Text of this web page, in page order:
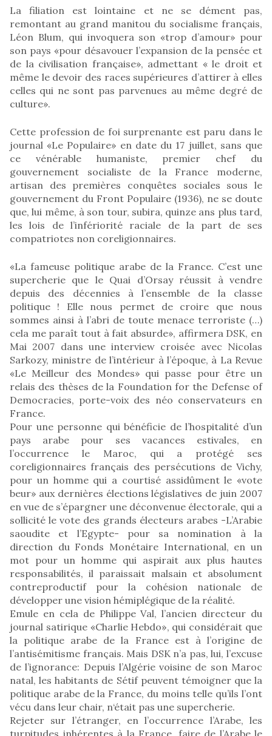
La filiation est lointaine et ne se dément pas,
remontant au grand manitou du socialisme français,
Léon Blum, qui invoquera son «trop d’amour» pour
son pays «pour désavouer l’expansion de la pensée et
de la civilisation française», admettant « le droit et
même le devoir des races supérieures d’attirer à elles
celles qui ne sont pas parvenues au même degré de
culture».
Cette profession de foi surprenante est paru dans le
journal «Le Populaire» en date du 17 juillet, sans que
ce vénérable humaniste, premier chef du
gouvernement socialiste de la France moderne,
artisan des premières conquêtes sociales sous le
gouvernement du Front Populaire (1936), ne se doute
que, lui même, à son tour, subira, quinze ans plus tard,
les lois de l’infériorité raciale de la part de ses
compatriotes non coreligionnaires.
«La fameuse politique arabe de la France. C’est une
supercherie que le Quai d’Orsay réussit à vendre
depuis des décennies à l’ensemble de la classe
politique ! Elle nous permet de croire que nous
sommes ainsi à l’abri de toute menace terroriste (…)
cela me paraît tout à fait absurde», affirmera DSK, en
Mai 2007 dans une interview croisée avec Nicolas
Sarkozy, ministre de l’intérieur à l’époque, à La Revue
«Le Meilleur des Mondes» qui passe pour être un
relais des thèses de la Foundation for the Defense of
Democracies, porte-voix des néo conservateurs en
France.
Pour une personne qui bénéficie de l’hospitalité d’un
pays arabe pour ses vacances estivales, en
l’occurrence le Maroc, qui a protégé ses
coreligionnaires français des persécutions de Vichy,
pour un homme qui a courtisé assidûment le «vote
beur» aux dernières élections législatives de juin 2007
en vue de s’épargner une déconvenue électorale, qui a
sollicité le vote des grands électeurs arabes -L’Arabie
saoudite et l’Egypte- pour sa nomination à la
direction du Fonds Monétaire International, en un
mot pour un homme qui aspirait aux plus hautes
responsabilités, il paraissait malsain et absolument
contreproductif pour la cohésion nationale de
développer une vision hémiplégique de la réalité.
Emule en cela de Philippe Val, l’ancien directeur du
journal satirique «Charlie Hebdo», qui considérait que
la politique arabe de la France est à l’origine de
l’antisémitisme français. Mais DSK n’a pas, lui, l’excuse
de l’ignorance: Depuis l’Algérie voisine de son Maroc
natal, les habitants de Sétif peuvent témoigner que la
politique arabe de la France, du moins telle qu’ils l’ont
vécu dans leur chair, n‘était pas une supercherie.
Rejeter sur l’étranger, en l’occurrence l’Arabe, les
turpitudes inhérentes à la France, faire de l’Arabe le